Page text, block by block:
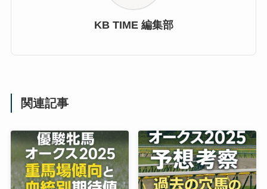
KB TIME 編集部
関連記事